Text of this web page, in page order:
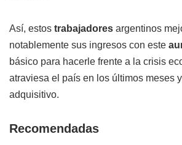
Así, estos trabajadores argentinos
notablemente sus ingresos con este
básico para hacerle frente a la crisis
atraviesa el país en los últimos meses
adquisitivo.
Recomendadas